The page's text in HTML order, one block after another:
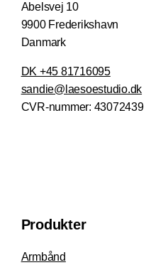
Abelsvej 10
9900 Frederikshavn
Danmark
DK +45 81716095
sandie@laesoestudio.dk
CVR-nummer: 43072439
Produkter
Armbånd